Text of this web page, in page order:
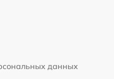
данных